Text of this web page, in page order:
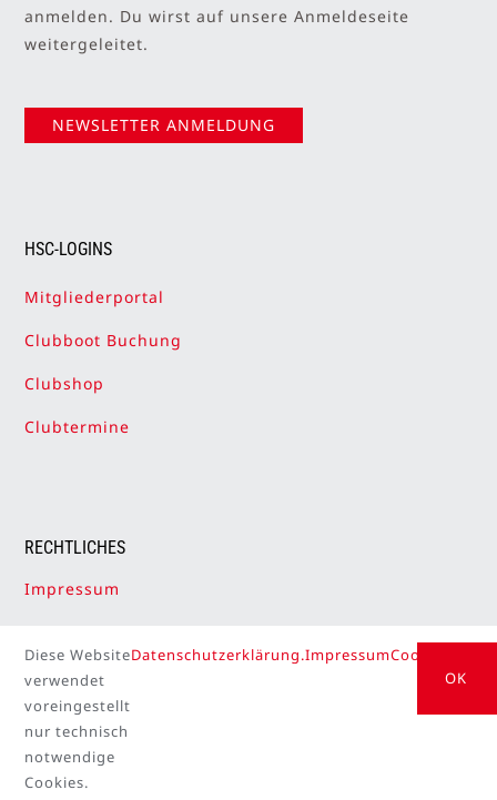
anmelden. Du wirst auf unsere Anmeldeseite
weitergeleitet.
NEWSLETTER ANMELDUNG
HSC-LOGINS
Mitgliederportal
Clubboot Buchung
Clubshop
Clubtermine
RECHTLICHES
Impressum
Cookie-Einstellungen
Diese Website
verwendet
voreingestellt
nur technisch
notwendige
Cookies.
Datenschutzerklärung.ImpressumCookie
OK